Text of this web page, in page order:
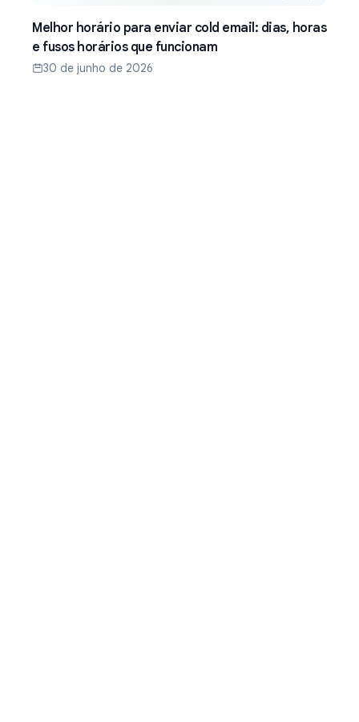
Melhor horário para enviar cold email: dias, horas
e fusos horários que funcionam
30 de junho de 2026